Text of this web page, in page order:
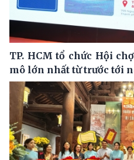
TP. HCM tổ chức Hội
mô lớn nhất từ trước tới